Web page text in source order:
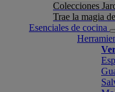
Colecciones
Trae la magia
Esenciales de cocina